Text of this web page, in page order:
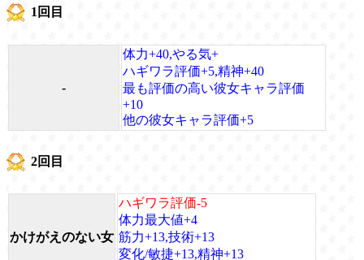
1回目
-
体力+40,やる気+
ハギワラ評価+5,精神+40
最も評価の高い彼女キャラ評価
+10
他の彼女キャラ評価+5
2回目
かけがえのない女
ハギワラ評価-5
体力最大値+4
筋力+13,技術+13
変化/敏捷+13,精神+13